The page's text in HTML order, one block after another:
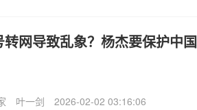
转网导致乱象？杨杰要保护中
叶一剑 2026-02-02 03:16:06